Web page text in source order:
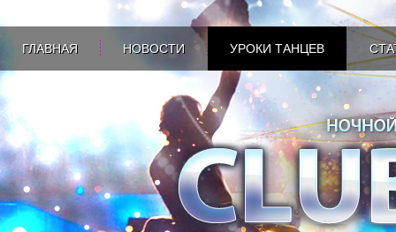
ГЛАВНАЯ НОВОСТИ УРОКИ ТАНЦЕВ